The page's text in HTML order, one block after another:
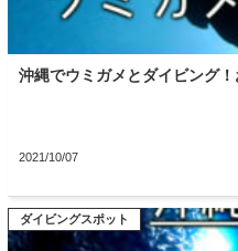
沖縄でウミガメとダイビング
2021/10/07
ダイビングスポット